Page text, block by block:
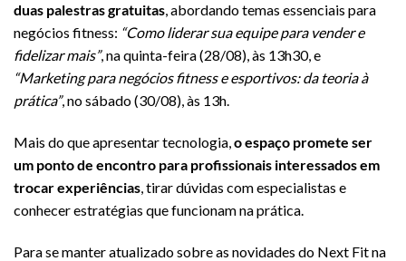
duas palestras gratuitas, abordando temas essenciais para
negócios fitness: “Como liderar sua equipe para vender e
fidelizar mais”, na quinta-feira (28/08), às 13h30, e
“Marketing para negócios fitness e esportivos: da teoria à
prática”, no sábado (30/08), às 13h.
Mais do que apresentar tecnologia,o espaço promete ser
um ponto de encontro para profissionais interessados em
trocar experiências, tirar dúvidas com especialistas e
conhecer estratégias que funcionam na prática.
Para se manter atualizado sobre as novidades do Next Fit na